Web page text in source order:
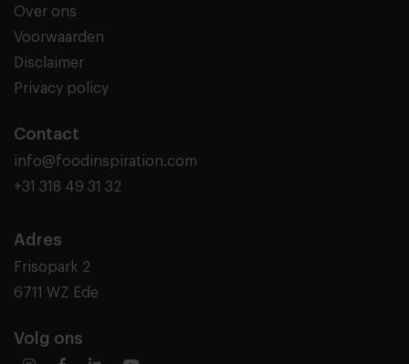
Over ons
Voorwaarden
Disclaimer
Privacy policy
Contact
info@foodinspiration.com
+31 318 49 31 32
Adres
Frisopark 2
6711 WZ Ede
Volg ons